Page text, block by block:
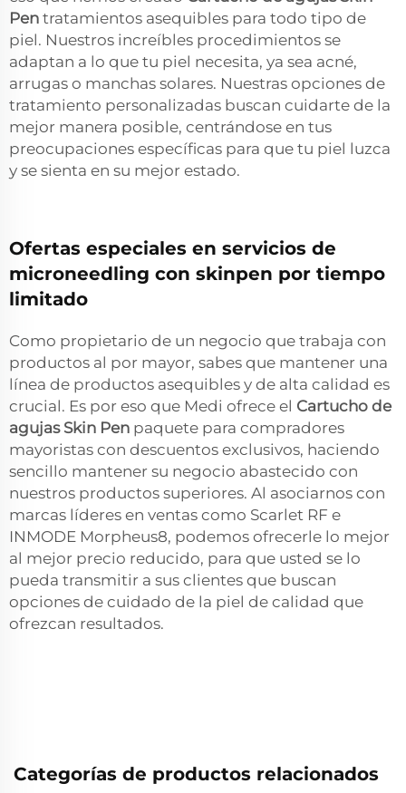
Pen tratamientos asequibles para todo tipo de
piel. Nuestros increíbles procedimientos se
adaptan a lo que tu piel necesita, ya sea acné,
arrugas o manchas solares. Nuestras opciones de
tratamiento personalizadas buscan cuidarte de la
mejor manera posible, centrándose en tus
preocupaciones específicas para que tu piel luzca
y se sienta en su mejor estado.
Ofertas especiales en servicios de
microneedling con skinpen por tiempo
limitado
Como propietario de un negocio que trabaja con
productos al por mayor, sabes que mantener una
línea de productos asequibles y de alta calidad es
crucial. Es por eso que Medi ofrece el Cartucho de
agujas Skin Pen paquete para compradores
mayoristas con descuentos exclusivos, haciendo
sencillo mantener su negocio abastecido con
nuestros productos superiores. Al asociarnos con
marcas líderes en ventas como Scarlet RF e
INMODE Morpheus8, podemos ofrecerle lo mejor
al mejor precio reducido, para que usted se lo
pueda transmitir a sus clientes que buscan
opciones de cuidado de la piel de calidad que
ofrezcan resultados.
Categorías de productos relacionados